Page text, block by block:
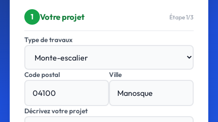
1 Votre projet Étape 1/3
Type de travaux
Code postal Ville
Décrivez votre projet